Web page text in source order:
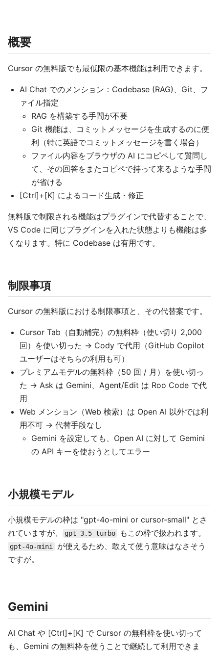
概要
Cursor の無料版でも最低限の基本機能は利用できます。
AI Chat でのメンション：Codebase (RAG)、Git、フ
ァイル指定
RAG を構築する手間が不要
Git 機能は、コミットメッセージを生成するのに便
利（特に英語でコミットメッセージを書く場合）
ファイル内容をブラウザの AI にコピペして質問し
て、その回答をまたコピペで持って来るような手間
が省ける
[Ctrl]+[K] によるコード生成・修正
無料版で制限される機能はプラグインで代替することで、
VS Code に同じプラグインを入れた状態よりも機能は多
くなります。特に Codebase は有用です。
制限事項
Cursor の無料版における制限事項と、その代替案です。
Cursor Tab（自動補完）の無料枠（使い切り 2,000
回）を使い切った → Cody で代用（GitHub Copilot
ユーザーはそちらの利用も可）
プレミアムモデルの無料枠（50 回 / 月）を使い切っ
た → Ask は Gemini、Agent/Edit は Roo Code で代
用
Web メンション（Web 検索）は Open AI 以外では利
用不可 → 代替手段なし
Gemini を設定しても、Open AI に対して Gemini
の API キーを使おうとしてエラー
小規模モデル
小規模モデルの枠は "gpt-4o-mini or cursor-small" とさ
れていますが、
gpt-3.5-turbo もこの枠で扱われます。
gpt-4o-mini
が使えるため、敢えて使う意味はなさそう
ですが。
Gemini
AI Chat や [Ctrl]+[K] で Cursor の無料枠を使い切って
も、Gemini の無料枠を使うことで継続して利用できま